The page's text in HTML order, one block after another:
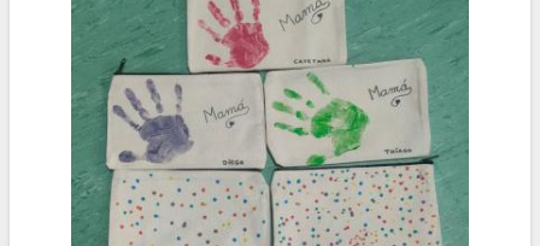
navegación